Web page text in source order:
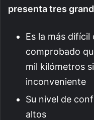
presenta tres
Es la más difícil
comprobado
mil kilómetros
inconveniente
Su nivel de
altos